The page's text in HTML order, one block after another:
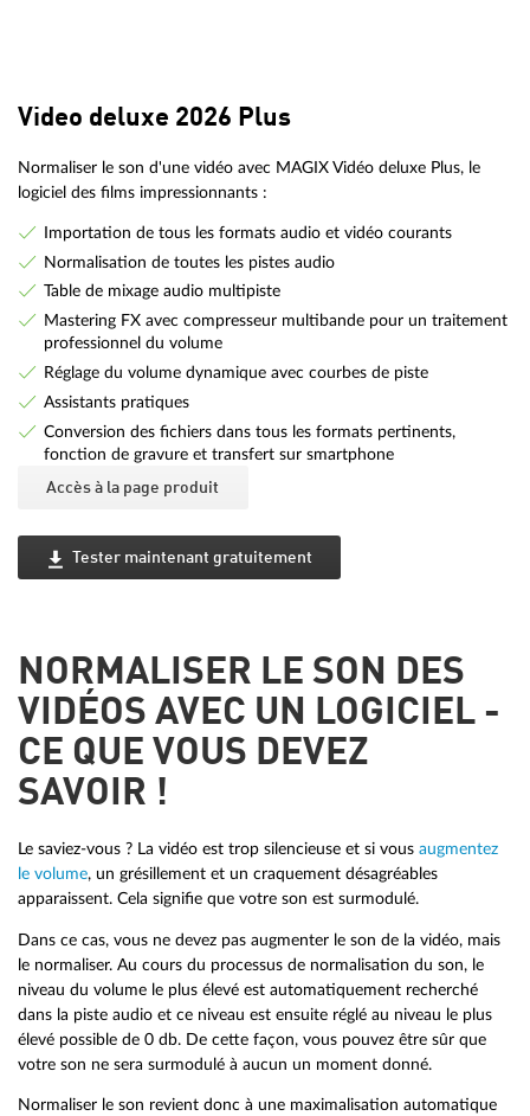
Video deluxe 2026 Plus
Normaliser le son d'une vidéo avec MAGIX Vidéo deluxe Plus, le
logiciel des films impressionnants :
Importation de tous les formats audio et vidéo courants
Normalisation de toutes les pistes audio
Table de mixage audio multipiste
Mastering FX avec compresseur multibande pour un traitement
professionnel du volume
Réglage du volume dynamique avec courbes de piste
Assistants pratiques
Conversion des fichiers dans tous les formats pertinents,
fonction de gravure et transfert sur smartphone
Accès à la page produit
Tester maintenant gratuitement
NORMALISER LE SON DES
VIDÉOS AVEC UN LOGICIEL -
CE QUE VOUS DEVEZ
SAVOIR !
Le saviez-vous ? La vidéo est trop silencieuse et si vous augmentez
le volume, un grésillement et un craquement désagréables
apparaissent. Cela signifie que votre son est surmodulé.
Dans ce cas, vous ne devez pas augmenter le son de la vidéo, mais
le normaliser. Au cours du processus de normalisation du son, le
niveau du volume le plus élevé est automatiquement recherché
dans la piste audio et ce niveau est ensuite réglé au niveau le plus
élevé possible de 0 db. De cette façon, vous pouvez être sûr que
votre son ne sera surmodulé à aucun un moment donné.
Normaliser le son revient donc à une maximalisation automatique